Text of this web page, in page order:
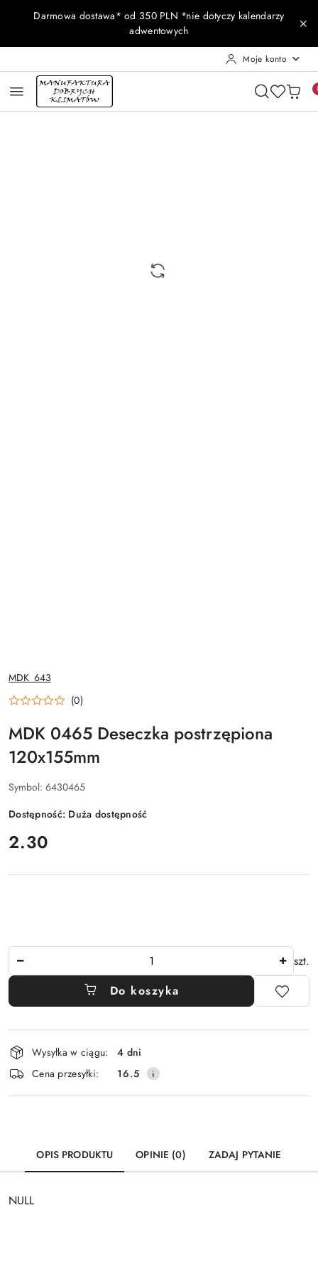
Przejdź do treści głównej
Przejdź do wyszukiwarki
Przejdź do moje konto
Przejdź do menu głównego
Przejdź do opisu produktu
Przejdź do stopki
Darmowa dostawa* od 350 PLN *nie dotyczy kalendarzy
adwentowych
Moje konto
NAZWA
PRODUCENTA:
MDK_643
(0)
MDK 0465 Deseczka postrzępiona
120x155mm
Symbol: 6430465
Dostępność: Duża dostępność
cena:
2.30
szt.
Do koszyka
Dostępność
i
dostawa
Wysyłka w ciągu:
4 dni
Cena przesyłki:
16.5
OPIS PRODUKTU OPINIE (0) ZADAJ PYTANIE
NULL